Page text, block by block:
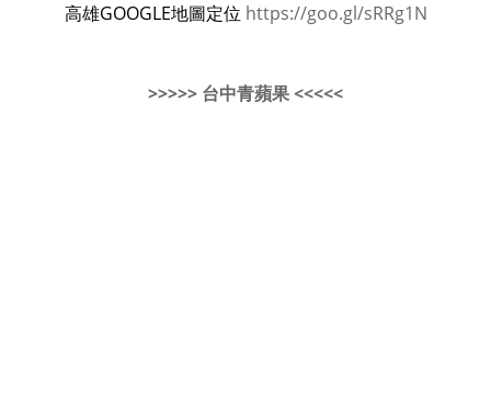
高雄GOOGLE地圖定位 https://goo.gl/sRRg1N
>>>>> 台中青蘋果 <<<<<